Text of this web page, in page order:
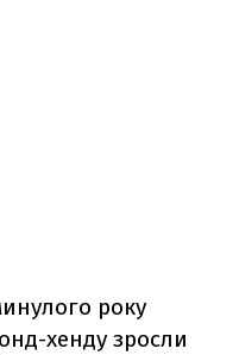
року
хенду зросли